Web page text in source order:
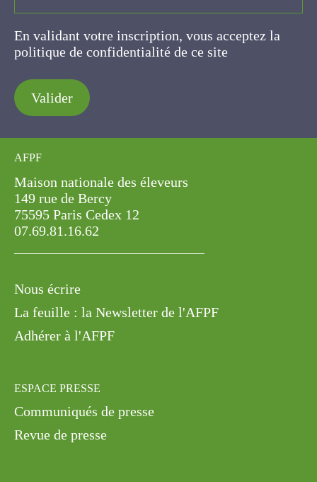
En validant votre inscription, vous acceptez la
politique de confidentialité de ce site
Valider
AFPF
Maison nationale des éleveurs
149 rue de Bercy
75595 Paris Cedex 12
07.69.81.16.62
Nous écrire
La feuille : la Newsletter de l'AFPF
Adhérer à l'AFPF
ESPACE PRESSE
Communiqués de presse
Revue de presse